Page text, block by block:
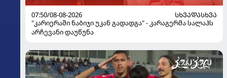
07:50/08-08-2026
ᲡᲮᲕᲐᲓᲐᲡᲮᲕᲐ
"კარიერაში ნაბიჯი უკან გადადგა" - კარაგერმა სალაჰს
არჩევანი დაუწუნა